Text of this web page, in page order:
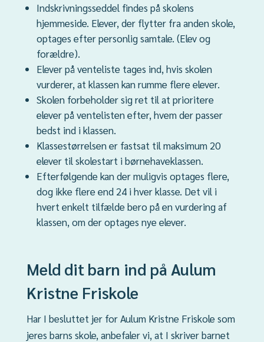
Indskrivningsseddel findes på skolens
hjemmeside. Elever, der flytter fra anden skole,
optages efter personlig samtale. (Elev og
forældre).
Elever på venteliste tages ind, hvis skolen
vurderer, at klassen kan rumme flere elever.
Skolen forbeholder sig ret til at prioritere
elever på ventelisten efter, hvem der passer
bedst ind i klassen.
Klassestørrelsen er fastsat til maksimum 20
elever til skolestart i børnehaveklassen.
Efterfølgende kan der muligvis optages flere,
dog ikke flere end 24 i hver klasse. Det vil i
hvert enkelt tilfælde bero på en vurdering af
klassen, om der optages nye elever.
Meld dit barn ind på Aulum
Kristne Friskole
Har I besluttet jer for Aulum Kristne Friskole som
jeres barns skole, anbefaler vi, at I skriver barnet